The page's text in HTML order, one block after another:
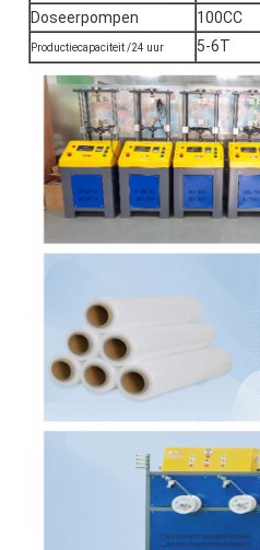
Doseerpompen
100CC
Productiecapaciteit /24 uur 5-6T